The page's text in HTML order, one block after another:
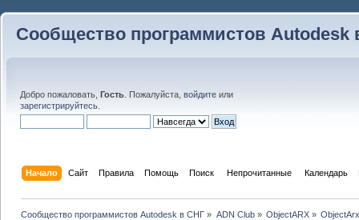
Сообщество программистов Autodesk
Добро пожаловать, Гость . Пожалуйста, войдите или
зарегистрируйтесь
Начало Сайт Правила Помощь Поиск Непрочитанные Календарь
Сообщество программистов Autodesk в СНГ » ADN Club» ObjectARX»